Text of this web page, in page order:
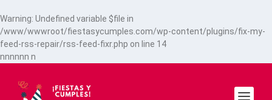
Warning: Undefined variable $file in
/www/wwwroot/fiestasycumples.com/wp-content/plugins/fix-my-
feed-rss-repair/rss-feed-fixr.php on line 14
nnnnnn n